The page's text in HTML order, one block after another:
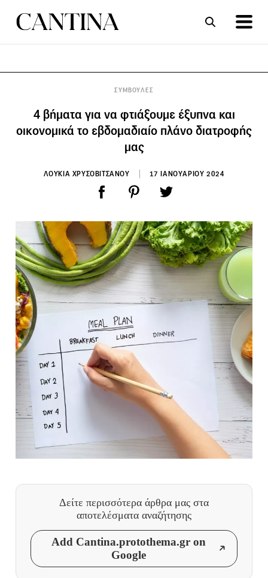
ΣΥΜΒΟΥΛΕΣ
4 βήματα για να φτιάξουμε έξυπνα και
οικονομικά το εβδομαδιαίο πλάνο διατροφής
μας
ΛΟΥΚΙΑ ΧΡΥΣΟΒΙΤΣΑΝΟΥ 17 ΙΑΝΟΥΑΡΙΟΥ 2024
Δείτε περισσότερα άρθρα μας στα
αποτελέσματα αναζήτησης
Add Cantina.protothema.gr on
Google